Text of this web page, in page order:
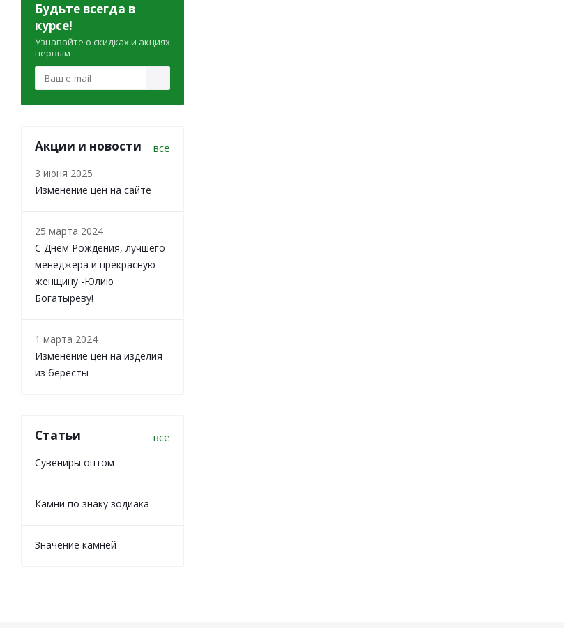
Будьте всегда в
курсе!
Узнавайте о скидках и акциях
первым
Акции и новости все
3 июня 2025
Изменение цен на сайте
25 марта 2024
С Днем Рождения, лучшего
менеджера и прекрасную
женщину -Юлию
Богатыреву!
1 марта 2024
Изменение цен на изделия
из бересты
Статьи все
Сувениры оптом
Камни по знаку зодиака
Значение камней